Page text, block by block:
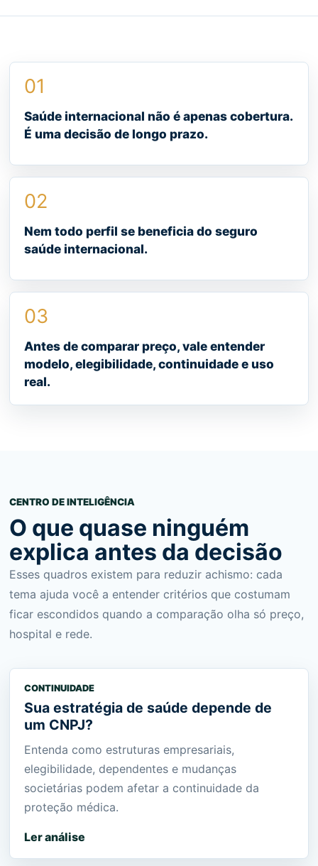
01
Saúde internacional não é apenas cobertura.
É uma decisão de longo prazo.
02
Nem todo perfil se beneficia do seguro
saúde internacional.
03
Antes de comparar preço, vale entender
modelo, elegibilidade, continuidade e uso
real.
CENTRO DE INTELIGÊNCIA
O que quase ninguém
explica antes da decisão
Esses quadros existem para reduzir achismo: cada
tema ajuda você a entender critérios que costumam
ficar escondidos quando a comparação olha só preço,
hospital e rede.
CONTINUIDADE
Sua estratégia de saúde depende de
um CNPJ?
Entenda como estruturas empresariais,
elegibilidade, dependentes e mudanças
societárias podem afetar a continuidade da
proteção médica.
Ler análise